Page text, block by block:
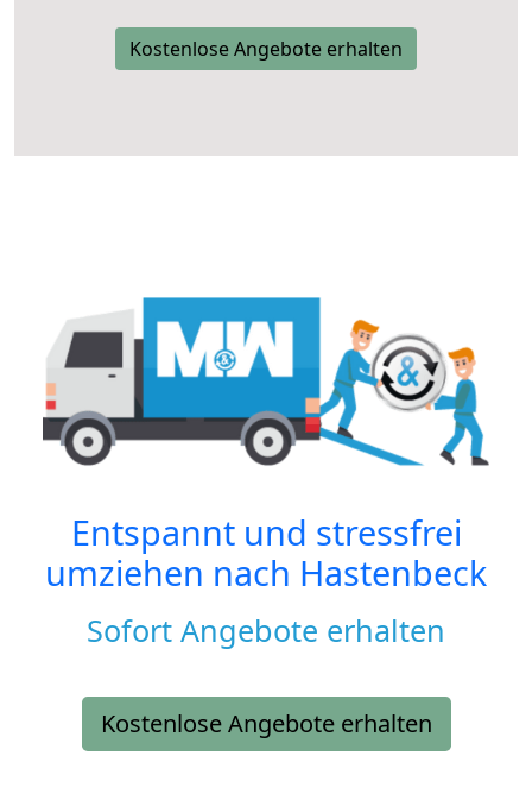
Kostenlose Angebote erhalten
Entspannt und stressfrei
umziehen nach Hastenbeck
Sofort Angebote erhalten
Kostenlose Angebote erhalten